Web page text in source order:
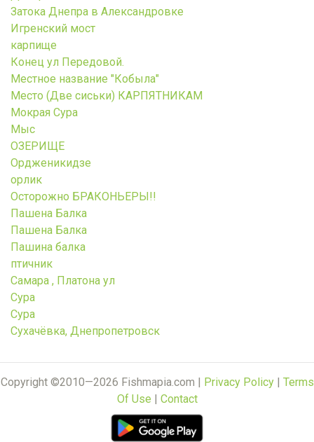
Затока Днепра в Александровке
Игренский мост
карпище
Конец ул Передовой.
Местное название "Кобыла"
Место (Две сиськи) КАРПЯТНИКАМ
Мокрая Сура
Мыс
ОЗЕРИЩЕ
Ордженикидзе
орлик
Осторожно БРАКОНЬЕРЫ!!
Пашена Балка
Пашена Балка
Пашина балка
птичник
Самара , Платона ул
Сура
Сура
Сухачёвка, Днепропетровск
Copyright ©2010—2026 Fishmapia.com | Privacy Policy| Terms
Of Use | Contact